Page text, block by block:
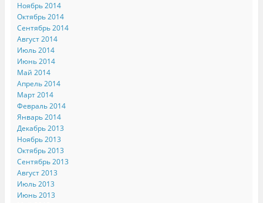
Ноябрь 2014
Октябрь 2014
Сентябрь 2014
Август 2014
Июль 2014
Июнь 2014
Май 2014
Апрель 2014
Март 2014
Февраль 2014
Январь 2014
Декабрь 2013
Ноябрь 2013
Октябрь 2013
Сентябрь 2013
Август 2013
Июль 2013
Июнь 2013